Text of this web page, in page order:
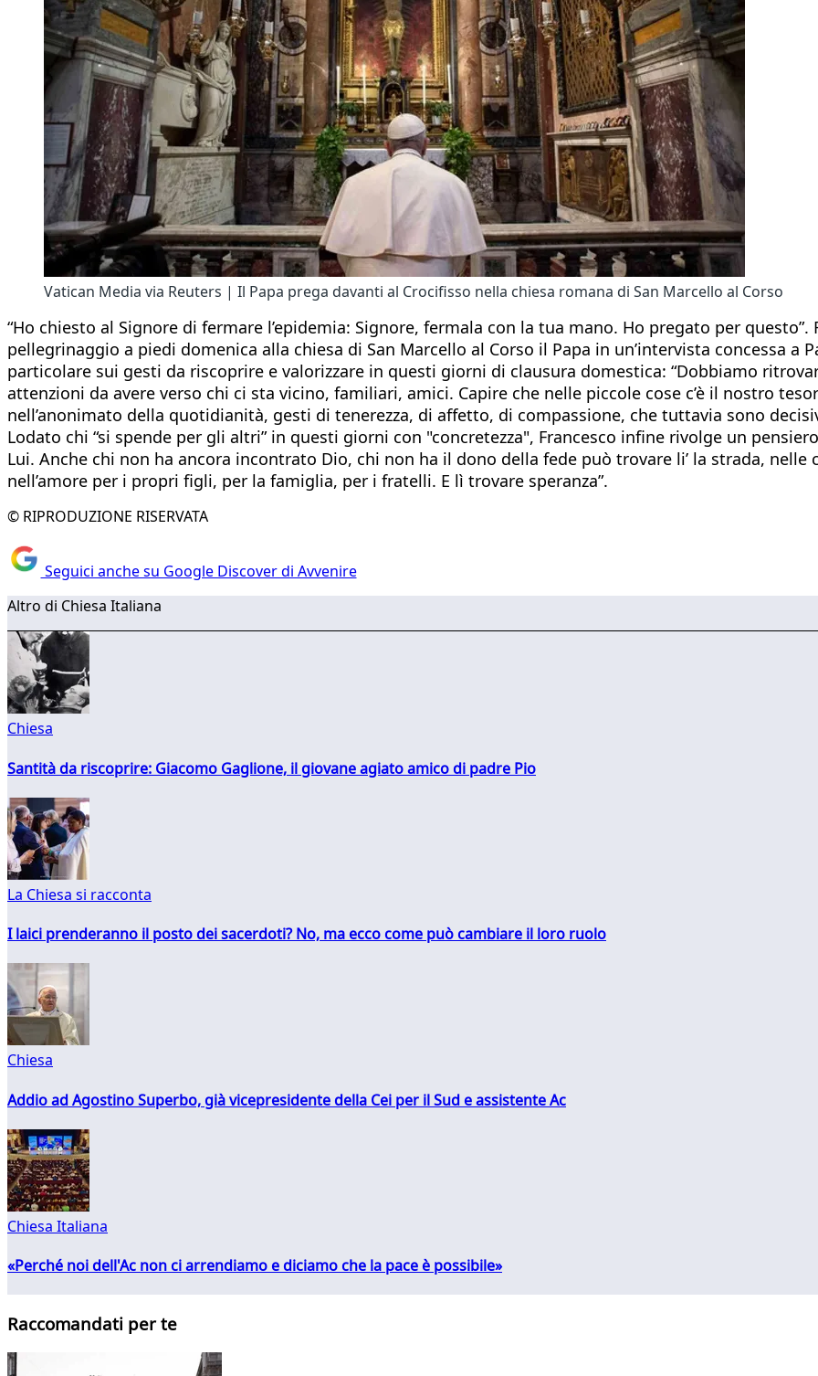
Vatican Media via Reuters | Il Papa prega davanti al Crocifisso nella chiesa romana di San Marcello al Corso
“Ho chiesto al Signore di fermare l’epidemia: Signore, fermala con la tua mano. Ho pregato per
pellegrinaggio a piedi domenica alla chiesa di San Marcello al Corso il Papa in un’intervista concessa a
particolare sui gesti da riscoprire e valorizzare in questi giorni di clausura domestica: “Dobbiamo
attenzioni da avere verso chi ci sta vicino, familiari, amici. Capire che nelle piccole cose c’è il nostro
nell’anonimato della quotidianità, gesti di tenerezza, di affetto, di compassione, che tuttavia sono
Lodato chi “si spende per gli altri” in questi giorni con "concretezza", Francesco infine rivolge un
Lui. Anche chi non ha ancora incontrato Dio, chi non ha il dono della fede può trovare li’ la strada,
nell’amore per i propri figli, per la famiglia, per i fratelli. E lì trovare speranza”.
© RIPRODUZIONE RISERVATA
Seguici anche su Google Discover di Avvenire
Altro di Chiesa Italiana
Chiesa
Santità da riscoprire: Giacomo Gaglione, il giovane agiato amico di padre Pio
La Chiesa si racconta
I laici prenderanno il posto dei sacerdoti? No, ma ecco come può cambiare il loro ruolo
Chiesa
Addio ad Agostino Superbo, già vicepresidente della Cei per il Sud e assistente Ac
Chiesa Italiana
«Perché noi dell'Ac non ci arrendiamo e diciamo che la pace è possibile»
Raccomandati per te